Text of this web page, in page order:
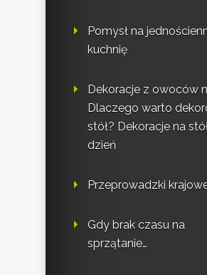
Pomysł na
kuchnię
Dekoracje z owoców
Dlaczego warto
stół? Dekoracje na
dzień
Przeprowadzki
Gdy brak czasu na
sprzątanie…